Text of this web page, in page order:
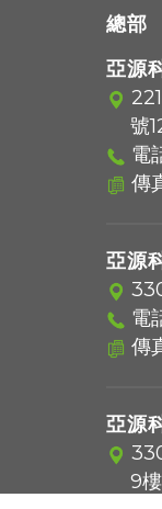
總部
亞源
號
電
傳
亞源
電
傳
亞源
9樓